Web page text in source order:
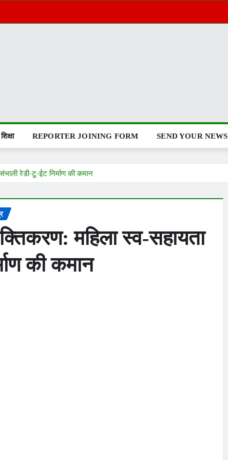
शिक्षा REPORTER JOINING FORM SEND YOUR NEWS
रेडी-टू-ईट निर्माण की कमान
महिला स्व-सहायता
की कमान